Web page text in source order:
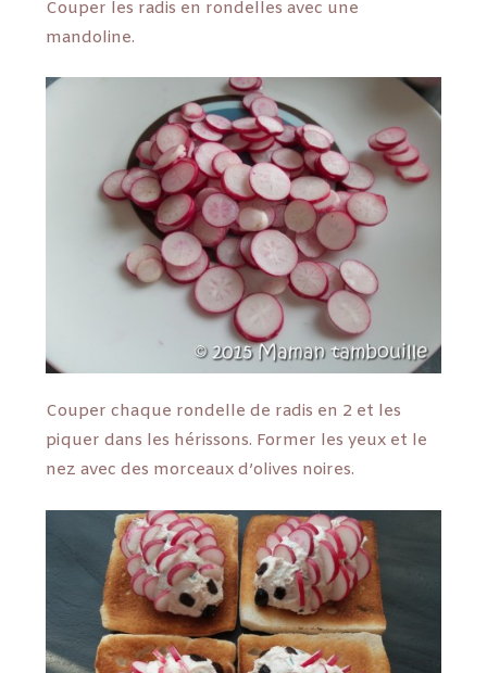
Couper les radis en rondelles avec une
mandoline.
Couper chaque rondelle de radis en 2 et les
piquer dans les hérissons. Former les yeux et le
nez avec des morceaux d’olives noires.